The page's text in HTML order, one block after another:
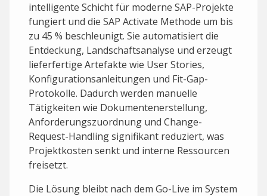
intelligente Schicht für moderne SAP-Projekte
fungiert und die SAP Activate Methode um bis
zu 45 % beschleunigt. Sie automatisiert die
Entdeckung, Landschaftsanalyse und erzeugt
lieferfertige Artefakte wie User Stories,
Konfigurationsanleitungen und Fit-Gap-
Protokolle. Dadurch werden manuelle
Tätigkeiten wie Dokumentenerstellung,
Anforderungszuordnung und Change-
Request-Handling signifikant reduziert, was
Projektkosten senkt und interne Ressourcen
freisetzt.
Die Lösung bleibt nach dem Go-Live im System